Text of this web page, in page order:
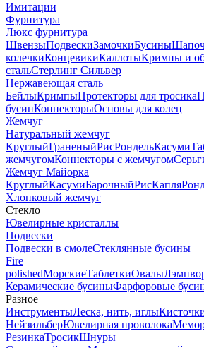
Имитации
Фурнитура
Люкс фурнитура
ШвензыПодвескиЗамочкиБусины
колечкиКонцевикиКаллотыКримпы и
стальСтерлинг Сильвер
Нержавеющая сталь
БейлыКримпыПротекторы для тросика
бусинКоннекторыОсновы для колец
Жемчуг
Натуральный жемчуг
КруглыйГраненыйРисРондельКасуми
жемчугомКоннекторы с жемчугом
Жемчуг Майорка
КруглыйКасумиБарочныйРисКапля
Хлопковый жемчуг
Стекло
Ювелирные кристаллы
Подвески
Подвески в смолеСтеклянные бусины
Fire
polishedМорскиеТаблеткиОвалы
Керамические бусиныФарфоровые
Разное
ИнструментыЛеска, нить, иглы
НейзильберЮвелирная проволока
РезинкаТросикШнуры